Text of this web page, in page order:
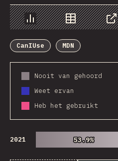
Chart Data
CanIUse
MDN
Nooit van gehoord
Weet ervan
Heb het gebruikt
2021 53.9%
53.9%